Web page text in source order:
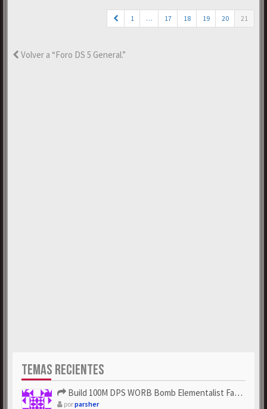
1 … 17 18 19 20 21
Volver a “Foro DS 5 General.”
TEMAS RECIENTES
Build 100M DPS WORB Bomb Elementalist Fast - Grab POE Curren...
porparsher